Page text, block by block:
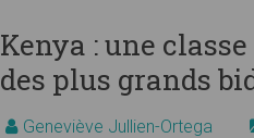
Kenya : une
des plus grands
Geneviève Jullien-Ortega